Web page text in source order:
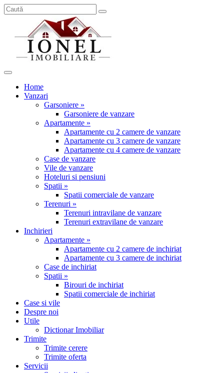
Home
Vanzari
Garsoniere »
Garsoniere de vanzare
Apartamente »
Apartamente cu 2 camere de vanzare
Apartamente cu 3 camere de vanzare
Apartamente cu 4 camere de vanzare
Case de vanzare
Vile de vanzare
Hoteluri si pensiuni
Spatii »
Spatii comerciale de vanzare
Terenuri »
Terenuri intravilane de vanzare
Terenuri extravilane de vanzare
Inchirieri
Apartamente »
Apartamente cu 2 camere de inchiriat
Apartamente cu 3 camere de inchiriat
Case de inchiriat
Spatii »
Birouri de inchiriat
Spatii comerciale de inchiriat
Case si vile
Despre noi
Utile
Dictionar Imobiliar
Trimite
Trimite cerere
Trimite oferta
Servicii